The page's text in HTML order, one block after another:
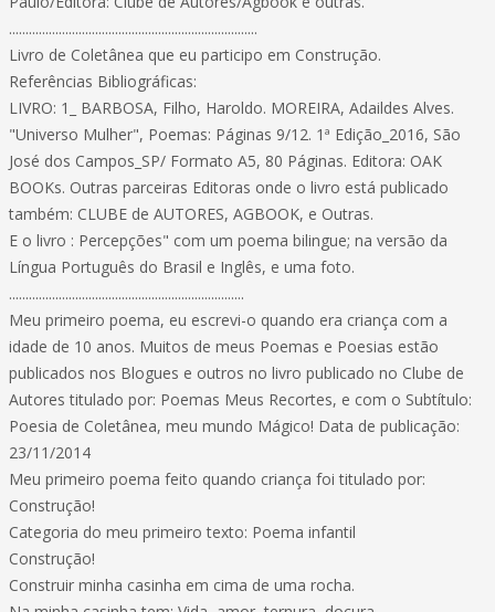
...........................................................................
Livro de Coletânea que eu participo em Construção.
Referências Bibliográficas:
LIVRO: 1_ BARBOSA, Filho, Haroldo. MOREIRA, Adaildes Alves.
"Universo Mulher", Poemas: Páginas 9/12. 1ª Edição_2016, São
José dos Campos_SP/ Formato A5, 80 Páginas. Editora: OAK
BOOKs. Outras parceiras Editoras onde o livro está publicado
também: CLUBE de AUTORES, AGBOOK, e Outras.
E o livro : Percepções" com um poema bilingue; na versão da
Língua Português do Brasil e Inglês, e uma foto.
.......................................................................
Meu primeiro poema, eu escrevi-o quando era criança com a
idade de 10 anos. Muitos de meus Poemas e Poesias estão
publicados nos Blogues e outros no livro publicado no Clube de
Autores titulado por: Poemas Meus Recortes, e com o Subtítulo:
Poesia de Coletânea, meu mundo Mágico! Data de publicação:
23/11/2014
Meu primeiro poema feito quando criança foi titulado por:
Construção!
Categoria do meu primeiro texto: Poema infantil
Construção!
Construir minha casinha em cima de uma rocha.